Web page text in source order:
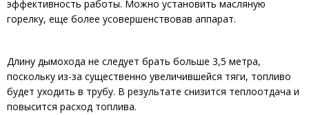
эффективность работы. Можно установить масляную
горелку, еще более усовершенствовав аппарат.
Длину дымохода не следует брать больше 3,5 метра,
поскольку из-за существенно увеличившейся тяги, топливо
будет уходить в трубу. В результате снизится теплоотдача и
повысится расход топлива.